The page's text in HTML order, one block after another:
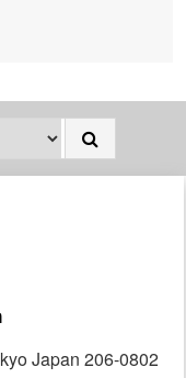
Japan 206-0802